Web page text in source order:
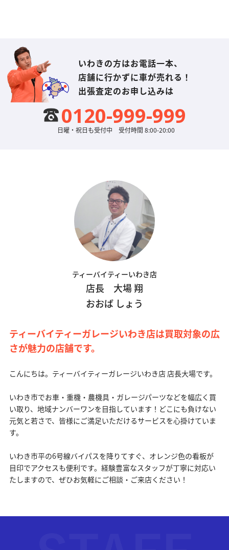
いわきの方はお電話一本、
店舗に行かずに車が売れる！
出張査定のお申し込みは
日曜・祝日も受付中 受付時間 8:00-20:00
0120-999-999
ティーバイティーいわき店
店長 大場 翔
おおば しょう
ティーバイティーガレージいわき店は買取対象の広
さが魅力の店舗です。
こんにちは。ティーバイティーガレージいわき店 店長大場です。
いわき市でお車・重機・農機具・ガレージパーツなどを幅広く買
い取り、地域ナンバーワンを目指しています！どこにも負けない
元気と若さで、皆様にご満足いただけるサービスを心掛けていま
す。
いわき市平の6号線バイパスを降りてすぐ、オレンジ色の看板が
目印でアクセスも便利です。経験豊富なスタッフが丁寧に対応い
たしますので、ぜひお気軽にご相談・ご来店ください！